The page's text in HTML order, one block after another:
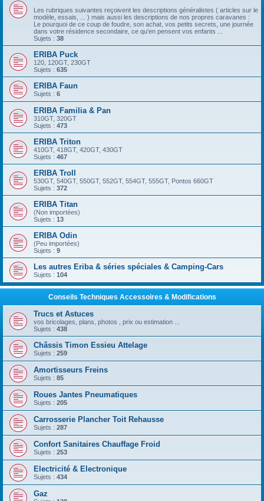
Les rubriques suivantes reçoivent les descriptions généralistes ( articles sur le
modèle, essais, ... ) mais aussi les descriptions de nos propres caravanes :
Le pourquoi de ce coup de foudre, son achat, vos petits secrets, une journée
dans votre résidence secondaire, ce qu'en pensent vos enfants ...
Sujets : 38
ERIBA Puck
120, 120GT, 230GT
Sujets : 635
ERIBA Faun
Sujets : 6
ERIBA Familia & Pan
310GT, 320GT
Sujets : 473
ERIBA Triton
410GT, 418GT, 420GT, 430GT
Sujets : 467
ERIBA Troll
530GT, 540GT, 550GT, 552GT, 554GT, 555GT, Pontos 660GT
Sujets : 372
ERIBA Titan
(Non importées)
Sujets : 13
ERIBA Odin
(Peu importées)
Sujets : 9
Les autres Eriba & séries spéciales & Camping-Cars
Sujets : 104
Conseils Techniques Accessoires & Modifications
Trucs et Astuces
vos bricolages, plans, photos , prix ou estimation ...
Sujets : 438
Châssis Timon Essieu Attelage
Sujets : 259
Amortisseurs Freins
Sujets : 85
Roues Jantes Pneumatiques
Sujets : 205
Carrosserie Plancher Toit Rehausse
Sujets : 287
Confort Sanitaires Chauffage Froid
Sujets : 253
Electricité & Electronique
Sujets : 434
Gaz